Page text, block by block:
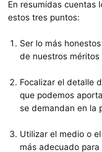
En resumidas cuentas
estos tres puntos:
Ser lo más
de nuestros
Focalizar el detalle
que podemos
se demandan en la
Utilizar el medio o
más adecuado